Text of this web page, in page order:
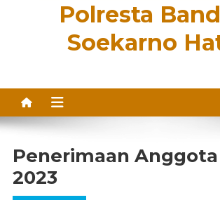
Polresta
Soekarno
Penerimaan
2023